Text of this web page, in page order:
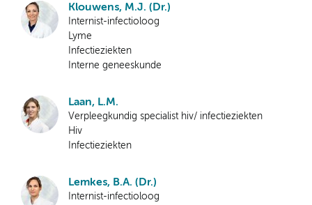
Klouwens, M.J. (Dr.)
Internist-infectioloog
Lyme
Infectieziekten
Interne geneeskunde
Laan, L.M.
Verpleegkundig specialist hiv/ infectieziekten
Hiv
Infectieziekten
Lemkes, B.A. (Dr.)
Internist-infectioloog